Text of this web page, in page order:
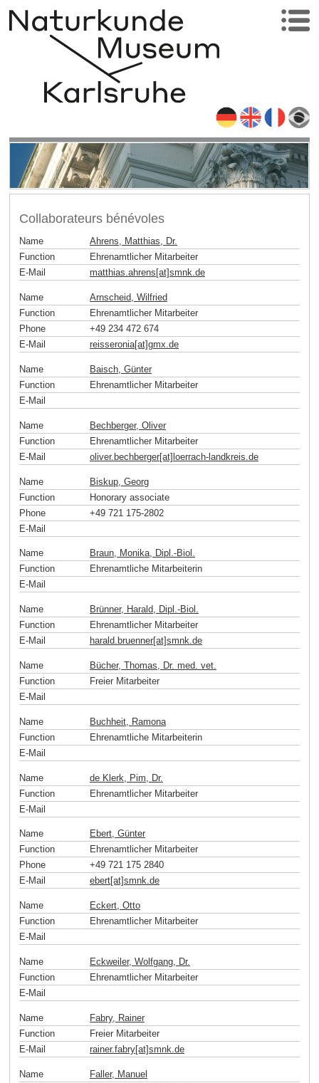
Collaborateurs bénévoles
Name
Ahrens, Matthias, Dr.
Function
Ehrenamtlicher Mitarbeiter
E-Mail
matthias.ahrens[at]smnk.de
Name
Arnscheid, Wilfried
Function
Ehrenamtlicher Mitarbeiter
Phone
+49 234 472 674
E-Mail
reisseronia[at]gmx.de
Name
Baisch, Günter
Function
Ehrenamtlicher Mitarbeiter
E-Mail
Name
Bechberger, Oliver
Function
Ehrenamtlicher Mitarbeiter
E-Mail
oliver.bechberger[at]loerrach-landkreis de
Name
Biskup, Georg
Function
Honorary associate
Phone
+49 721 175-2802
E-Mail
Name
Braun, Monika, Dipl.-Biol.
Function
Ehrenamtliche Mitarbeiterin
E-Mail
Name
Brünner, Harald, Dipl.-Biol.
Function
Ehrenamtlicher Mitarbeiter
E-Mail
harald.bruenner[at]smnk.de
Name
Bücher, Thomas, Dr. med. vet.
Function
Freier Mitarbeiter
E-Mail
Name
Buchheit, Ramona
Function
Ehrenamtliche Mitarbeiterin
E-Mail
Name
de Klerk, Pim, Dr.
Function
Ehrenamtlicher Mitarbeiter
E-Mail
Name
Ebert, Günter
Function
Ehrenamtlicher Mitarbeiter
Phone
+49 721 175 2840
E-Mail
ebert[at]smnk.de
Name
Eckert, Otto
Function
Ehrenamtlicher Mitarbeiter
E-Mail
Name
Eckweiler, Wolfgang, Dr.
Function
Ehrenamtlicher Mitarbeiter
E-Mail
Name
Fabry, Rainer
Function
Freier Mitarbeiter
E-Mail
rainer.fabry[at]smnk de
Name
Faller, Manuel